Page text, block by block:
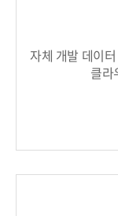
자체 개발 데이
클라